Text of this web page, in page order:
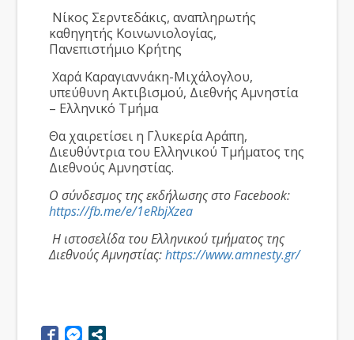
Νίκος Σερντεδάκις, αναπληρωτής
καθηγητής Κοινωνιολογίας,
Πανεπιστήμιο Κρήτης
Χαρά Καραγιαννάκη-Μιχάλογλου,
υπεύθυνη Ακτιβισμού, Διεθνής Αμνηστία
– Ελληνικό Τμήμα
Θα χαιρετίσει η Γλυκερία Αράπη,
Διευθύντρια του Ελληνικού Τμήματος της
Διεθνούς Αμνηστίας.
Ο σύνδεσμος της εκδήλωσης στο Facebook:
https://fb.me/e/1eRbjXzea
Η ιστοσελίδα του Ελληνικού τμήματος της
Διεθνούς Αμνηστίας:https://www.amnesty.gr/